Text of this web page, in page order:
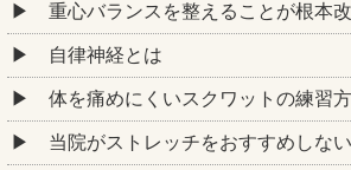
重心バランスを整えることが根本
自律神経とは
体を痛めにくいスクワットの練習
当院がストレッチをおすすめしな